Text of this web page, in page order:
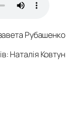
Рубашенко
Наталія Ковтун